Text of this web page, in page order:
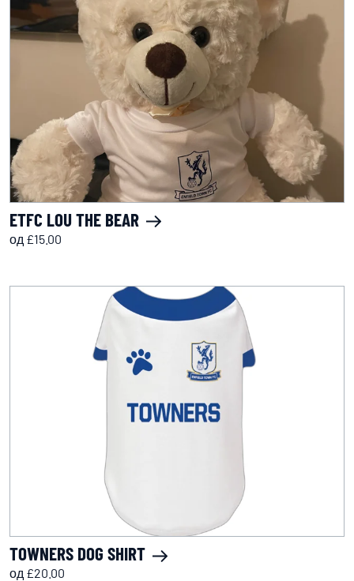
ETFC LOU THE BEAR
од £15.00
TOWNERS DOG SHIRT
од £20.00